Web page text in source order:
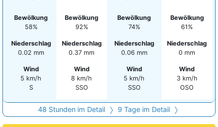
Bewölkung
58%
Niederschlag
0.02 mm
Wind
5 km/h
S
Bewölkung
92%
Niederschlag
0.37 mm
Wind
8 km/h
SSO
Bewölkung
74%
Niederschlag
0.06 mm
Wind
5 km/h
SSO
Bewölkung
61%
Niederschlag
0 mm
Wind
3 km/h
OSO
48 Stunden im Detail 9 Tage im Detail